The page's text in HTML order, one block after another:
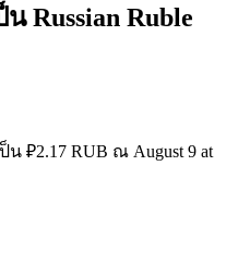
กประกัน
น Russian Ruble
น ₽2.17 RUB ณ August 9 at